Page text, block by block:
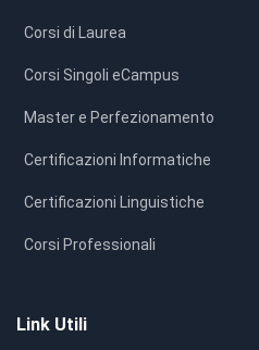
Corsi di Laurea
Corsi Singoli eCampus
Master e Perfezionamento
Certificazioni Informatiche
Certificazioni Linguistiche
Corsi Professionali
Link Utili